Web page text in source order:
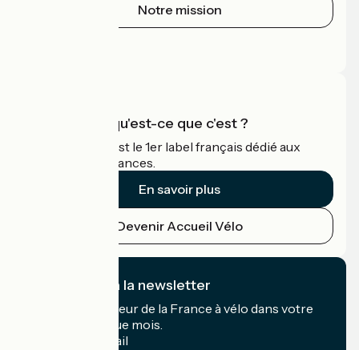
Notre mission
Accueil Vélo qu'est-ce que c'est ?
Accueil Vélo c'est le 1er label français dédié aux
cyclistes en vacances.
En savoir plus
Devenir Accueil Vélo
Je m'abonne à la newsletter
Recevez le meilleur de la France à vélo dans votre
boîte mail chaque mois.
Mon adresse mail